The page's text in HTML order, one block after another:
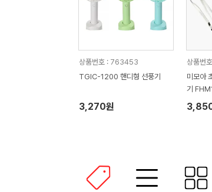
상품번호 : 763453
TGIC-1200 핸디형 선풍기
3,270원
상품번
미모아
기